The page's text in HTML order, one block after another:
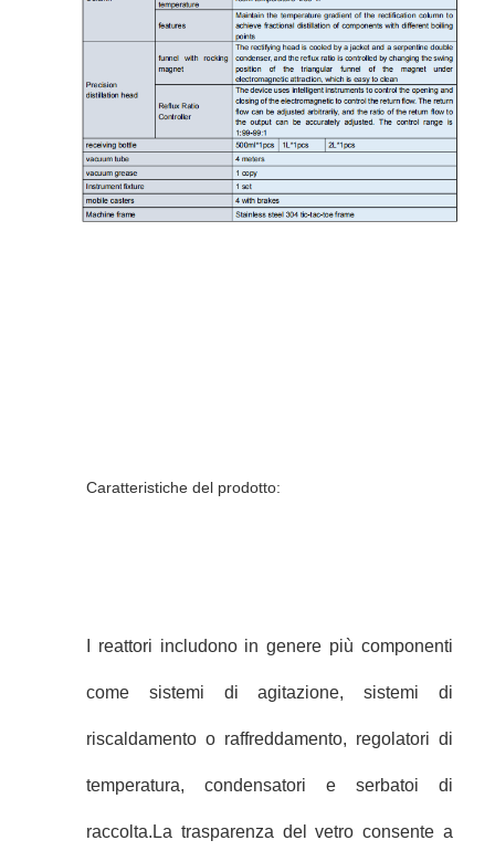
Caratteristiche del prodotto:
I reattori includono in genere più componenti
come sistemi di agitazione, sistemi di
riscaldamento o raffreddamento, regolatori di
temperatura, condensatori e serbatoi di
raccolta.La trasparenza del vetro consente a